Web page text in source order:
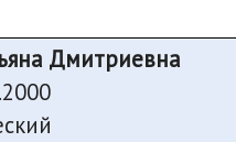
Дмитриевна